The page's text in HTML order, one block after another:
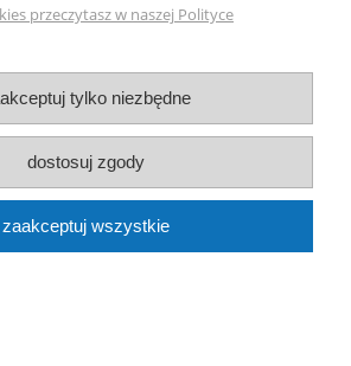
O nas
powietrza
SHARP,Tappwater,
przeczytasz w naszej Polityce
tylko niezbędne
dostosuj zgody
zaakceptuj wszystkie